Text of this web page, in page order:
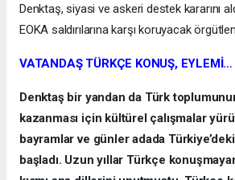
Denktaş, siyasi ve askeri destek kararını
EOKA saldırılarına karşı koruyacak
VATANDAŞ TÜRKÇE KONUŞ, EYLEMİ…
Denktaş bir yandan da Türk
kazanması için kültürel çalışmalar
bayramlar ve günler adada
başladı. Uzun yıllar Türkçe